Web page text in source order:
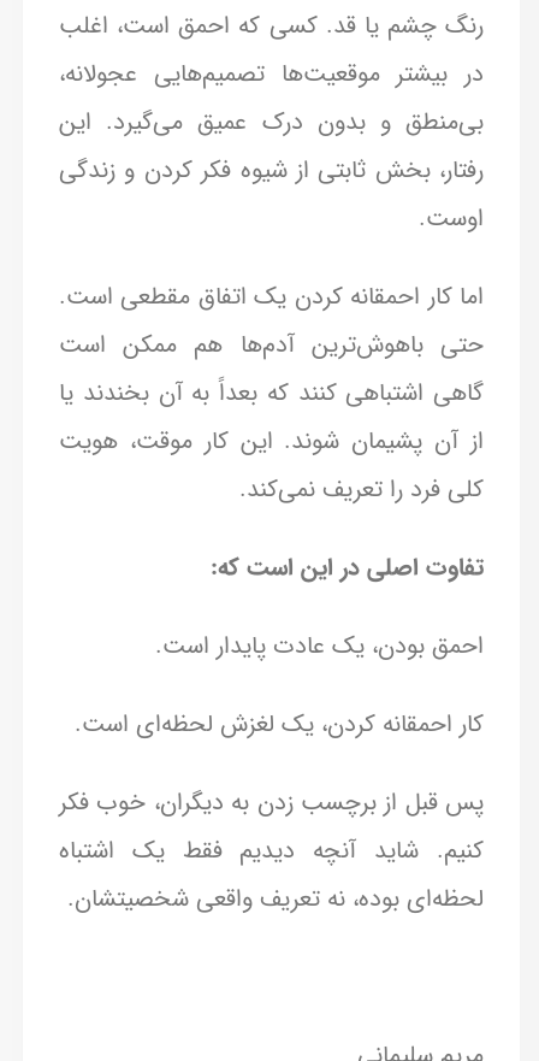
رنگ چشم یا قد. کسی که احمق است، اغلب
در بیشتر موقعیت‌ها تصمیم‌هایی عجولانه،
بی‌منطق و بدون درک عمیق می‌گیرد. این
رفتار، بخش ثابتی از شیوه فکر کردن و زندگی
اوست.
اما کار احمقانه کردن یک اتفاق مقطعی است.
حتی باهوش‌ترین آدم‌ها هم ممکن است
گاهی اشتباهی کنند که بعداً به آن بخندند یا
از آن پشیمان شوند. این کار موقت، هویت
کلی فرد را تعریف نمی‌کند.
تفاوت اصلی در این است که:
احمق بودن، یک عادت پایدار است.
کار احمقانه کردن، یک لغزش لحظه‌ای است.
پس قبل از برچسب زدن به دیگران، خوب فکر
کنیم. شاید آنچه دیدیم فقط یک اشتباه
لحظه‌ای بوده، نه تعریف واقعی شخصیتشان.